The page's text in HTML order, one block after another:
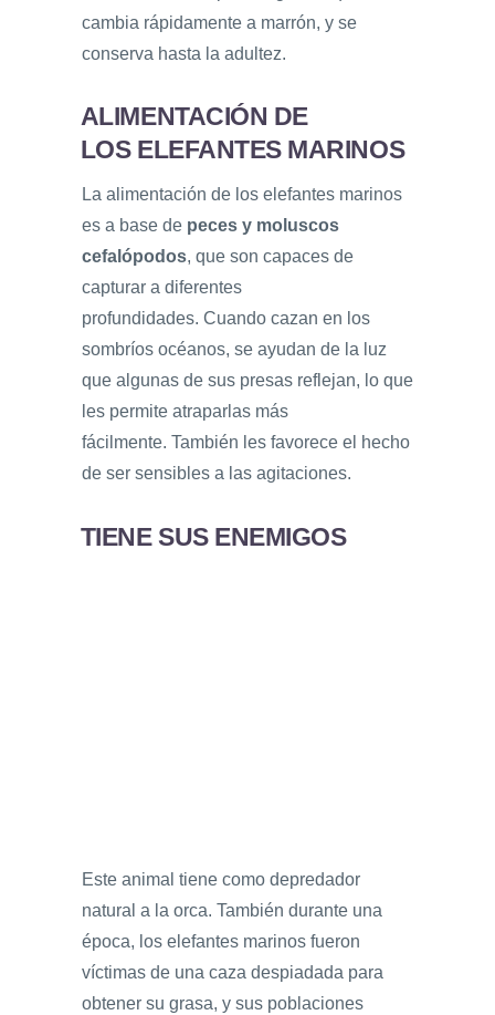
cambia rápidamente a marrón, y se
conserva hasta la adultez.
ALIMENTACIÓN DE
LOS ELEFANTES MARINOS
La alimentación de los elefantes marinos
es a base de peces y moluscos
cefalópodos, que son capaces de
capturar a diferentes
profundidades. Cuando cazan en los
sombríos océanos, se ayudan de la luz
que algunas de sus presas reflejan, lo que
les permite atraparlas más
fácilmente. También les favorece el hecho
de ser sensibles a las agitaciones.
TIENE SUS ENEMIGOS
Este animal tiene como depredador
natural a la orca. También durante una
época, los elefantes marinos fueron
víctimas de una caza despiadada para
obtener su grasa, y sus poblaciones